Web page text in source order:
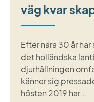
väg kvar
Efter nära 30 år
det holländska
djurhållningen
känner sig
hösten 2019 har...